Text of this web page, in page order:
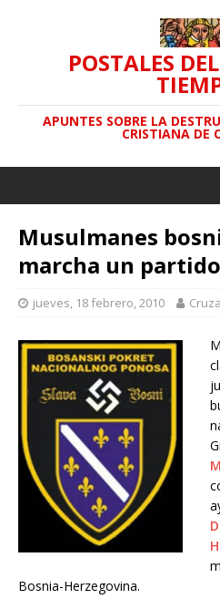
POSTALES
APUNTES SOBRE LA
CRISTIANA DE
Musulmanes
marcha un
jueves, 18 febrero, 2010
Bosnia-Herzegovina.